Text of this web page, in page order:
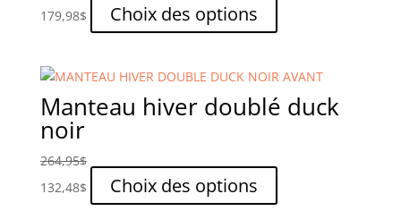
179,98$ Choix des options
produit
plusieurs
Les
être
Manteau hiver doublé duck
noir
264,95$
132,48$ Choix des options
produit